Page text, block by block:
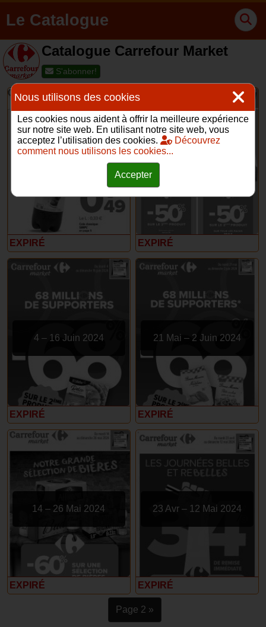
Le Catalogue
Catalogue Carrefour Market
S'abonner!
27 Juin – 4 Juillet 2024
EXPIRÉ EXPIRÉ
4 – 16 Juin 2024
EXPIRÉ
21 Mai – 2 Juin 2024
EXPIRÉ
14 – 26 Mai 2024
EXPIRÉ
23 Avr – 12 Mai 2024
EXPIRÉ
Page 2 »
Nous utilisons des cookies
Les cookies nous aident à offrir la meilleure expérience
sur notre site web. En utilisant notre site web, vous
acceptez l’utilisation des cookies.
Découvrez
comment nous utilisons les cookies...
Accepter